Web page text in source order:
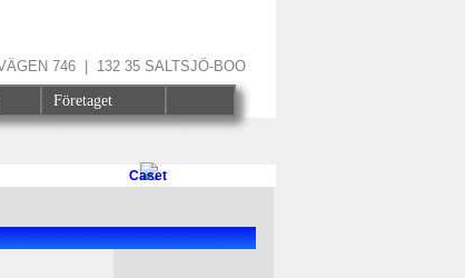
Caset
746 | 132 35 SALTSJÖ-BOO
Företaget